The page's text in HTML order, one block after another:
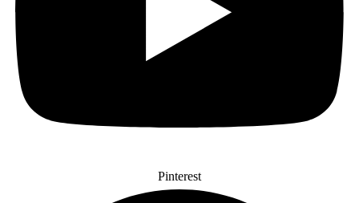
Pinterest